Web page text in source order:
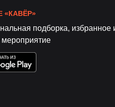
подборка, избранное